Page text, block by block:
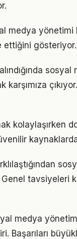
medya
karşımıza
kolaylaşırken
tavsiyeleri
medya
Başarıları